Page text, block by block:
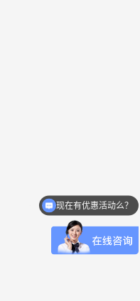
现在有优惠活动么？